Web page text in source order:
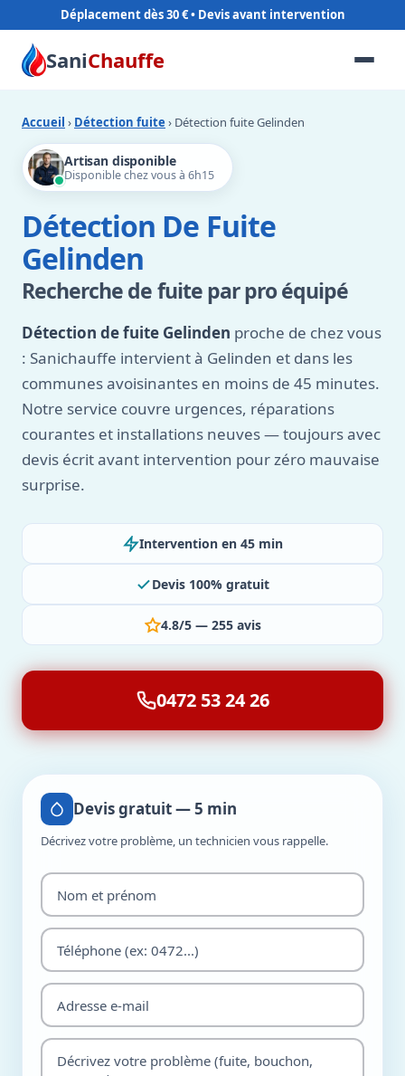
Déplacement dès 30 €
SaniChauffe
Accueil › Détection fuite › Détection fuite Gelinden
Artisan disponible
Disponible chez vous à 6h15
Détection De Fuite
Gelinden
Recherche de fuite par pro équipé
Détection de fuite Gelinden proche de chez vous
: Sanichauffe intervient à Gelinden et dans les
communes avoisinantes en moins de 45 minutes.
Notre service couvre urgences, réparations
courantes et installations neuves — toujours avec
devis écrit avant intervention pour zéro mauvaise
surprise.
Intervention en 45 min
Devis 100% gratuit
4.8/5 — 255 avis
0472 53 24 26
Devis gratuit — 5 min
Décrivez votre problème, un technicien vous rappelle.